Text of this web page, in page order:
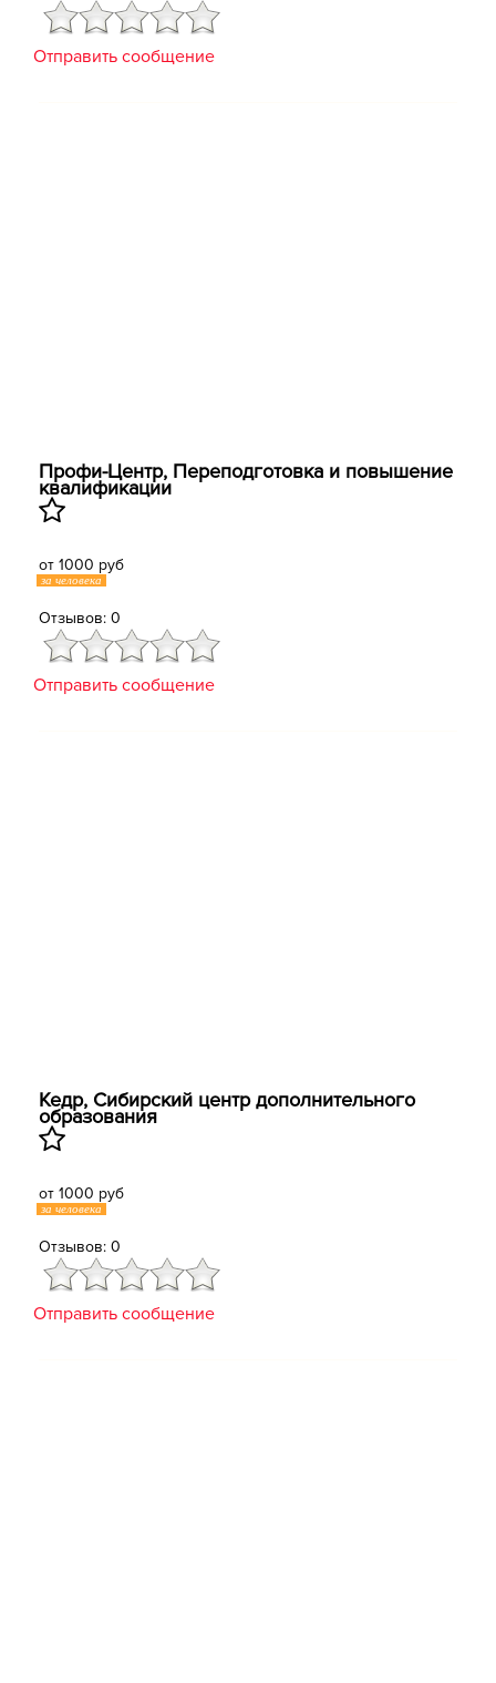
Отправить сообщение
Профи-Центр, Переподготовка и повышение
квалификации
от 1000 руб
за человека
Отзывов: 0
Отправить сообщение
Кедр, Сибирский центр дополнительного
образования
от 1000 руб
за человека
Отзывов: 0
Отправить сообщение